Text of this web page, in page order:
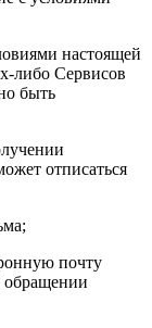
настоящей
либо Сервисов
быть
отписаться
почту
обращении